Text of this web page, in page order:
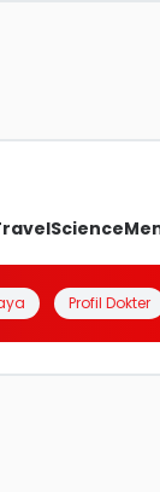
Science
Profil Dokter